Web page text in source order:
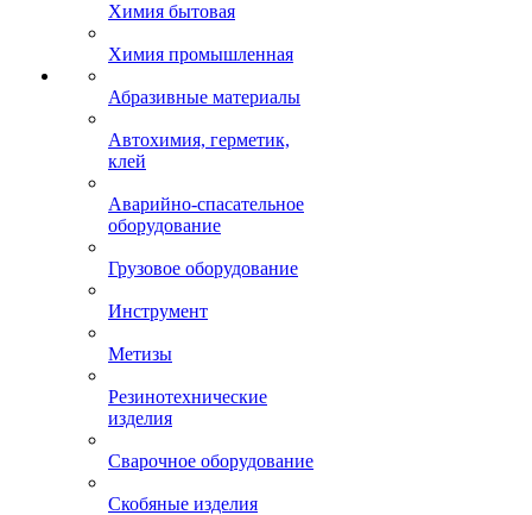
Химия бытовая
Химия промышленная
Абразивные материалы
Автохимия, герметик,
клей
Аварийно-спасательное
оборудование
Грузовое оборудование
Инструмент
Метизы
Резинотехнические
изделия
Сварочное оборудование
Скобяные изделия